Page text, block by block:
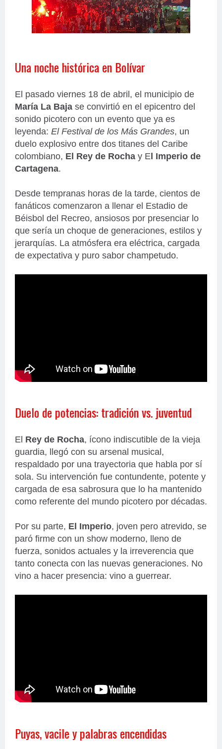
Una noche histórica en Bolívar
El pasado viernes 18 de abril, el municipio de
María La Baja se convirtió en el epicentro del
sonido picotero con un evento que ya es
leyenda: El Festival de los Más Grandes, un
duelo explosivo entre dos titanes del Caribe
colombiano, El Rey de Rocha y El Imperio de
Cartagena.
Desde tempranas horas de la tarde, cientos de
fanáticos comenzaron a llenar el Estadio de
Béisbol del Recreo, ansiosos por presenciar lo
que sería un choque de generaciones, estilos y
jerarquías. La atmósfera era eléctrica, cargada
de expectativa y puro sabor champetudo.
Duelo de potencias: tradición vs. juventud
El Rey de Rocha, ícono indiscutible de la vieja
guardia, llegó con su arsenal musical,
respaldado por una trayectoria que habla por sí
sola. Su intervención fue contundente, potente y
cargada de esa sabrosura que lo ha mantenido
como referente del mundo picotero por décadas.
Por su parte, El Imperio, joven pero atrevido, se
paró firme con un show moderno, lleno de
fuerza, sonidos actuales y la irreverencia que
tanto conecta con las nuevas generaciones. No
vino a hacer presencia: vino a guerrear.
Puyas, vacile y palabras encendidas